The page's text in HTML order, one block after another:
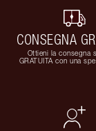
CONSEGNA
Ottieni la consegna
GRATUITA con una